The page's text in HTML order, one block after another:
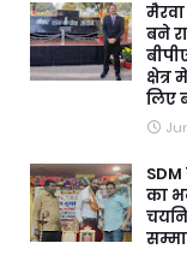
बने
लिए
का